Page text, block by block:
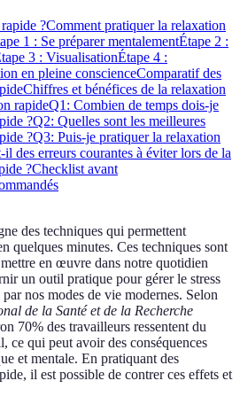
?Comment pratiquer la relaxation
1 : Se préparer mentalementÉtape 2 :
3 : VisualisationÉtape 4 :
en pleine conscienceComparatif des
Chiffres et bénéfices de la relaxation
rapideQ1: Combien de temps dois-je
?Q2: Quelles sont les meilleures
?Q3: Puis-je pratiquer la relaxation
des erreurs courantes à éviter lors de la
?Checklist avant
des techniques qui permettent
quelques minutes. Ces techniques sont
en œuvre dans notre quotidien
un outil pratique pour gérer le stress
nos modes de vie modernes. Selon
de la Santé et de la Recherche
70% des travailleurs ressentent du
ce qui peut avoir des conséquences
et mentale. En pratiquant des
il est possible de contrer ces effets et